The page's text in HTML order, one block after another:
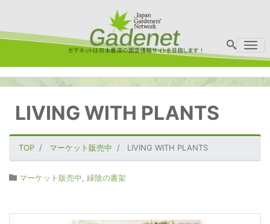
LIVING WITH PLANTS
TOP マーケット販売中 LIVING WITH PLANTS
マーケット販売中 緑陰の書架